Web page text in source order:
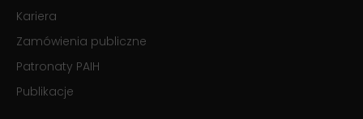
Kariera
Zamówienia publiczne
Patronaty PAIH
Publikacje